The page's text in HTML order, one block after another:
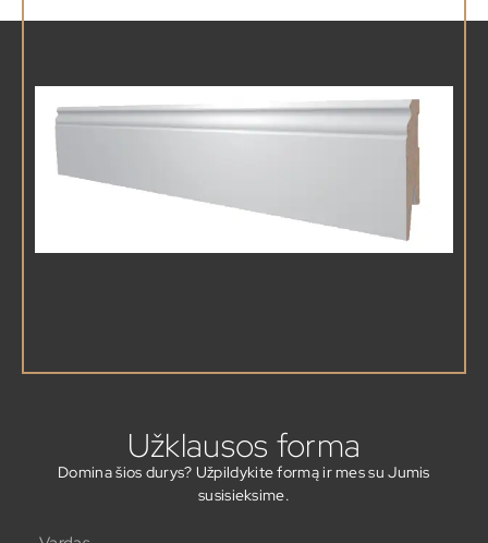
Užklausos forma
Domina šios durys? Užpildykite formą ir mes su Jumis
susisieksime.